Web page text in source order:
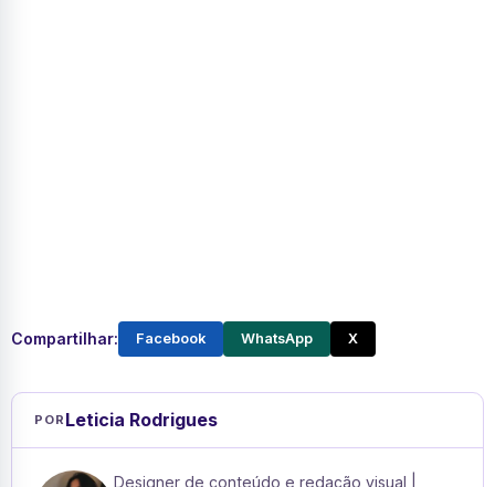
Compartilhar: Facebook WhatsApp X
POR Leticia Rodrigues
Designer de conteúdo e redação visual |